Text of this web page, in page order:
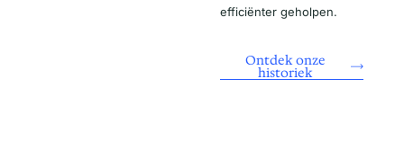
efficiënter geholpen.
Ontdek onze
historiek